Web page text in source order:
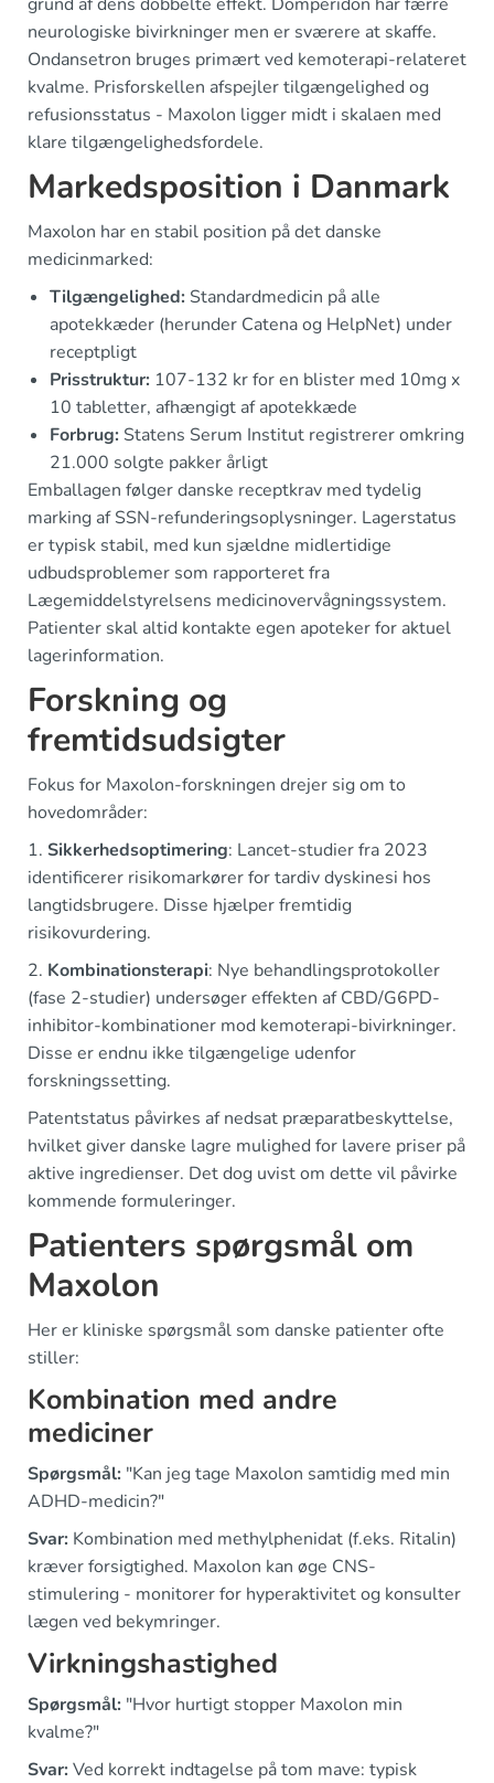
neurologiske bivirkninger men er sværere at skaffe.
Ondansetron bruges primært ved kemoterapi-relateret
kvalme. Prisforskellen afspejler tilgængelighed og
refusionsstatus - Maxolon ligger midt i skalaen med
klare tilgængelighedsfordele.
Markedsposition i Danmark
Maxolon har en stabil position på det danske
medicinmarked:
Tilgængelighed: Standardmedicin på alle
apotekkæder (herunder Catena og HelpNet) under
receptpligt
Prisstruktur: 107-132 kr for en blister med 10mg x
10 tabletter, afhængigt af apotekkæde
Forbrug: Statens Serum Institut registrerer omkring
21.000 solgte pakker årligt
Emballagen følger danske receptkrav med tydelig
marking af SSN-refunderingsoplysninger. Lagerstatus
er typisk stabil, med kun sjældne midlertidige
udbudsproblemer som rapporteret fra
Lægemiddelstyrelsens medicinovervågningssystem.
Patienter skal altid kontakte egen apoteker for aktuel
lagerinformation.
Forskning og
fremtidsudsigter
Fokus for Maxolon-forskningen drejer sig om to
hovedområder:
1. Sikkerhedsoptimering: Lancet-studier fra 2023
identificerer risikomarkører for tardiv dyskinesi hos
langtidsbrugere. Disse hjælper fremtidig
risikovurdering.
2. Kombinationsterapi: Nye behandlingsprotokoller
(fase 2-studier) undersøger effekten af CBD/G6PD-
inhibitor-kombinationer mod kemoterapi-bivirkninger.
Disse er endnu ikke tilgængelige udenfor
forskningssetting.
Patentstatus påvirkes af nedsat præparatbeskyttelse,
hvilket giver danske lagre mulighed for lavere priser på
aktive ingredienser. Det dog uvist om dette vil påvirke
kommende formuleringer.
Patienters spørgsmål om
Maxolon
Her er kliniske spørgsmål som danske patienter ofte
stiller:
Kombination med andre
mediciner
Spørgsmål: "Kan jeg tage Maxolon samtidig med min
ADHD-medicin?"
Svar: Kombination med methylphenidat (f.eks. Ritalin)
kræver forsigtighed. Maxolon kan øge CNS-
stimulering - monitorer for hyperaktivitet og konsulter
lægen ved bekymringer.
Virkningshastighed
Spørgsmål: "Hvor hurtigt stopper Maxolon min
kvalme?"
Svar:Ved korrekt indtagelse på tom mave: typisk